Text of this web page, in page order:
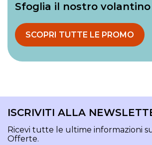
Sfoglia il nostro
SCOPRI TUTTE LE PROMO
ISCRIVITI ALLA
Ricevi tutte le ultime informazioni
Offerte.